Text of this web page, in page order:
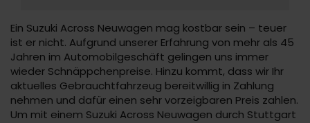
Ein Suzuki Across Neuwagen mag kostbar sein – teuer
ist er nicht. Aufgrund unserer Erfahrung von mehr als 45
Jahren im Automobilgeschäft gelingen uns immer
wieder Schnäppchenpreise. Hinzu kommt, dass wir Ihr
aktuelles Gebrauchtfahrzeug bereitwillig in Zahlung
nehmen und dafür einen sehr vorzeigbaren Preis zahlen.
Um mit einem Suzuki Across Neuwagen durch Stuttgart